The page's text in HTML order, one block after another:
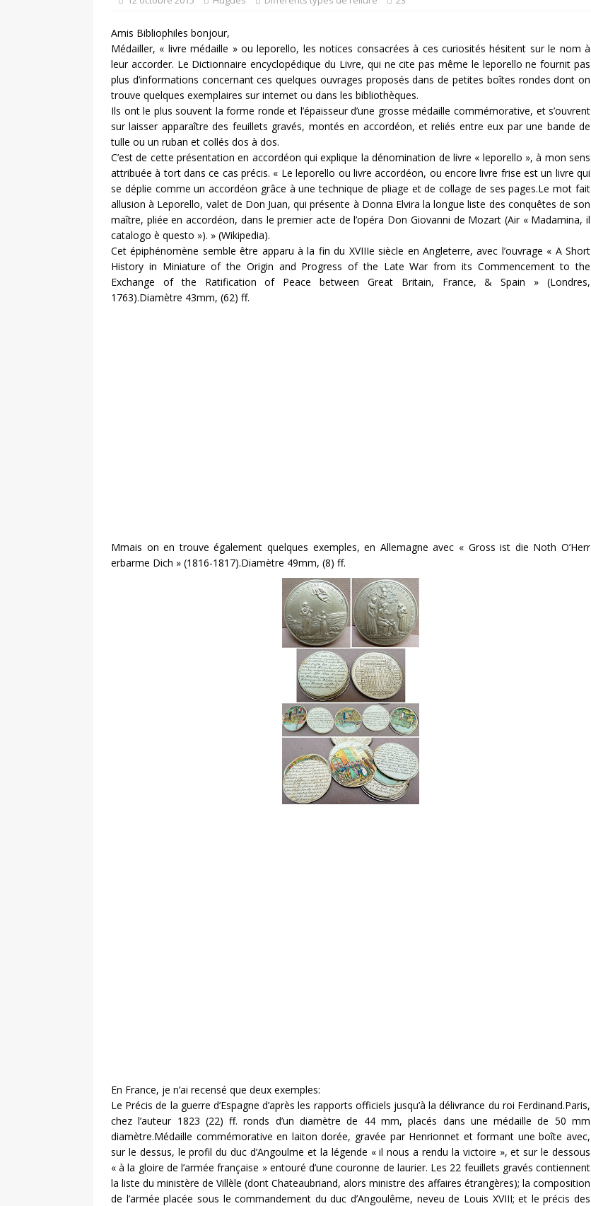
DIVERS
Amis Bibliophiles bonjour,
Médailler, « livre médaille » ou leporello, les notices consacrées à ces curiosités hésitent sur le nom à
leur accorder. Le Dictionnaire encyclopédique du Livre, qui ne cite pas même le leporello ne fournit pas
plus d’informations concernant ces quelques ouvrages proposés dans de petites boîtes rondes dont on
trouve quelques exemplaires sur internet ou dans les bibliothèques.
Ils ont le plus souvent la forme ronde et l’épaisseur d’une grosse médaille commémorative, et s’ouvrent
sur laisser apparaître des feuillets gravés, montés en accordéon, et reliés entre eux par une bande de
tulle ou un ruban et collés dos à dos.
C’est de cette présentation en accordéon qui explique la dénomination de livre « leporello », à mon sens
attribuée à tort dans ce cas précis. « Le leporello ou livre accordéon, ou encore livre frise est un livre qui
se déplie comme un accordéon grâce à une technique de pliage et de collage de ses pages.Le mot fait
allusion à Leporello, valet de Don Juan, qui présente à Donna Elvira la longue liste des conquêtes de son
maître, pliée en accordéon, dans le premier acte de l’opéra Don Giovanni de Mozart (Air « Madamina, il
catalogo è questo »). » (Wikipedia).
Cet épiphénomène semble être apparu à la fin du XVIIIe siècle en Angleterre, avec l’ouvrage « A Short
History in Miniature of the Origin and Progress of the Late War from its Commencement to the
Exchange of the Ratification of Peace between Great Britain, France, & Spain » (Londres,
1763).Diamètre 43mm, (62) ff.
Mmais on en trouve également quelques exemples, en Allemagne avec « Gross ist die Noth O’Herr
erbarme Dich » (1816-1817).Diamètre 49mm, (8) ff.
En France, je n’ai recensé que deux exemples:
Le Précis de la guerre d’Espagne d’après les rapports officiels jusqu’à la délivrance du roi Ferdinand.‎‎Paris,
chez l’auteur 1823 (22) ff. ronds d’un diamètre de 44 mm, placés dans une médaille de 50 mm
diamètre.‎Médaille commémorative en laiton dorée, gravée par Henrionnet et formant une boîte avec,
sur le dessus, le profil du duc d’Angoulme et la légende « il nous a rendu la victoire », et sur le dessous
« à la gloire de l’armée française » entouré d’une couronne de laurier. Les 22 feuillets gravés contiennent
la liste du ministère de Villèle (dont Chateaubriand, alors ministre des affaires étrangères); la composition
de l’armée placée sous le commandement du duc d’Angoulême, neveu de Louis XVIII; et le précis des